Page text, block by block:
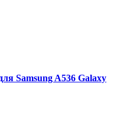
Samsung A536 Galaxy